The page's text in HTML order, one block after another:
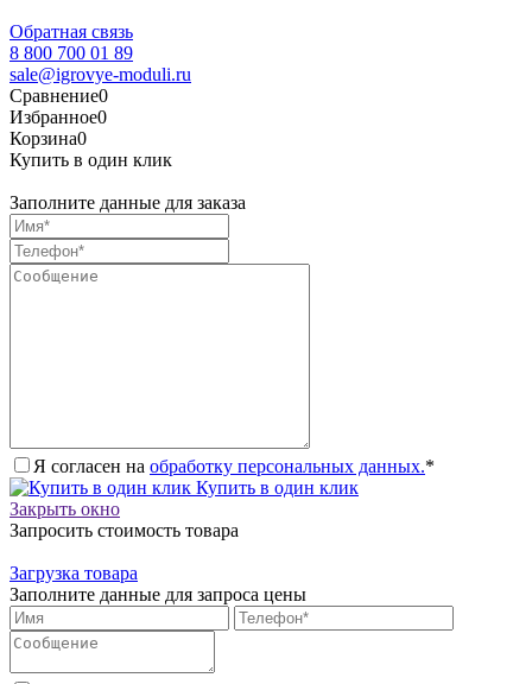
Обратная связь
8 800 700 01 89
sale@igrovye-moduli.ru
Сравнение0
Избранное0
Корзина0
Купить в один клик
Заполните данные для заказа
Я согласен на обработку персональных данных.*
Купить в один клик
Закрыть окно
Запросить стоимость товара
Загрузка товара
Заполните данные для запроса цены